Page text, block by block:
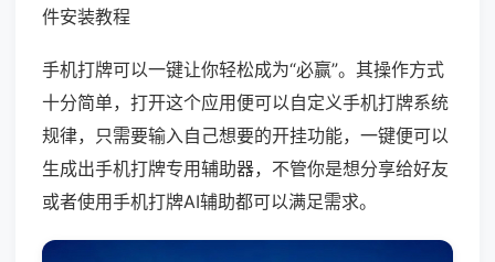
件安装教程
手机打牌可以一键让你轻松成为“必赢”。其操作方式
十分简单，打开这个应用便可以自定义手机打牌系统
规律，只需要输入自己想要的开挂功能，一键便可以
生成出手机打牌专用辅助器，不管你是想分享给好友
或者使用手机打牌AI辅助都可以满足需求。